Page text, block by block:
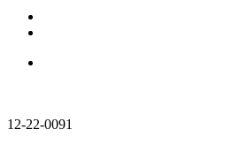
12-22-0091